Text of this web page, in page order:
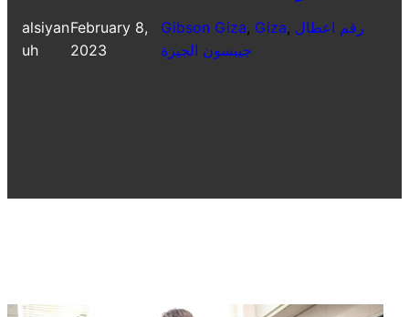
alsiyan
uh
February 8,
2023
Gibson Giza, Giza, رقم اعطال
جيبسون الجيزة